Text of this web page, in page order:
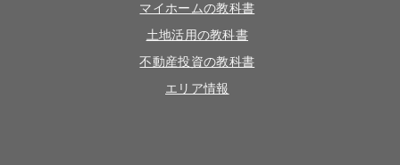
マイホームの教科書
土地活用の教科書
不動産投資の教科書
エリア情報